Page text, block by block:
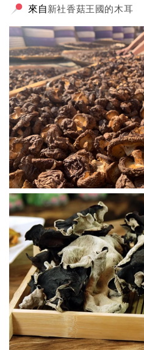
來自新社香菇王國的木耳